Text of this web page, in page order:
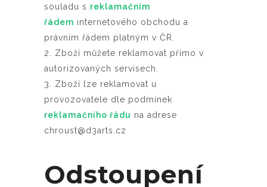
souladu s reklamačním
řádem internetového obchodu a
právním řádem platným v ČR.
2. Zboží můžete reklamovat přímo v
autorizovaných servisech.
3. Zboží lze reklamovat u
provozovatele dle podmínek
reklamačního řádu na adrese
chroust@d3arts.cz
Odstoupení